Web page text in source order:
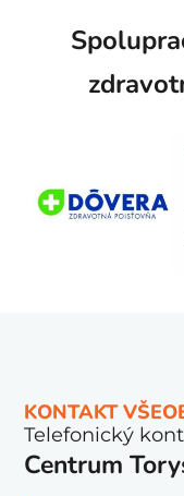
KONTAKT
Telefonický
Centrum